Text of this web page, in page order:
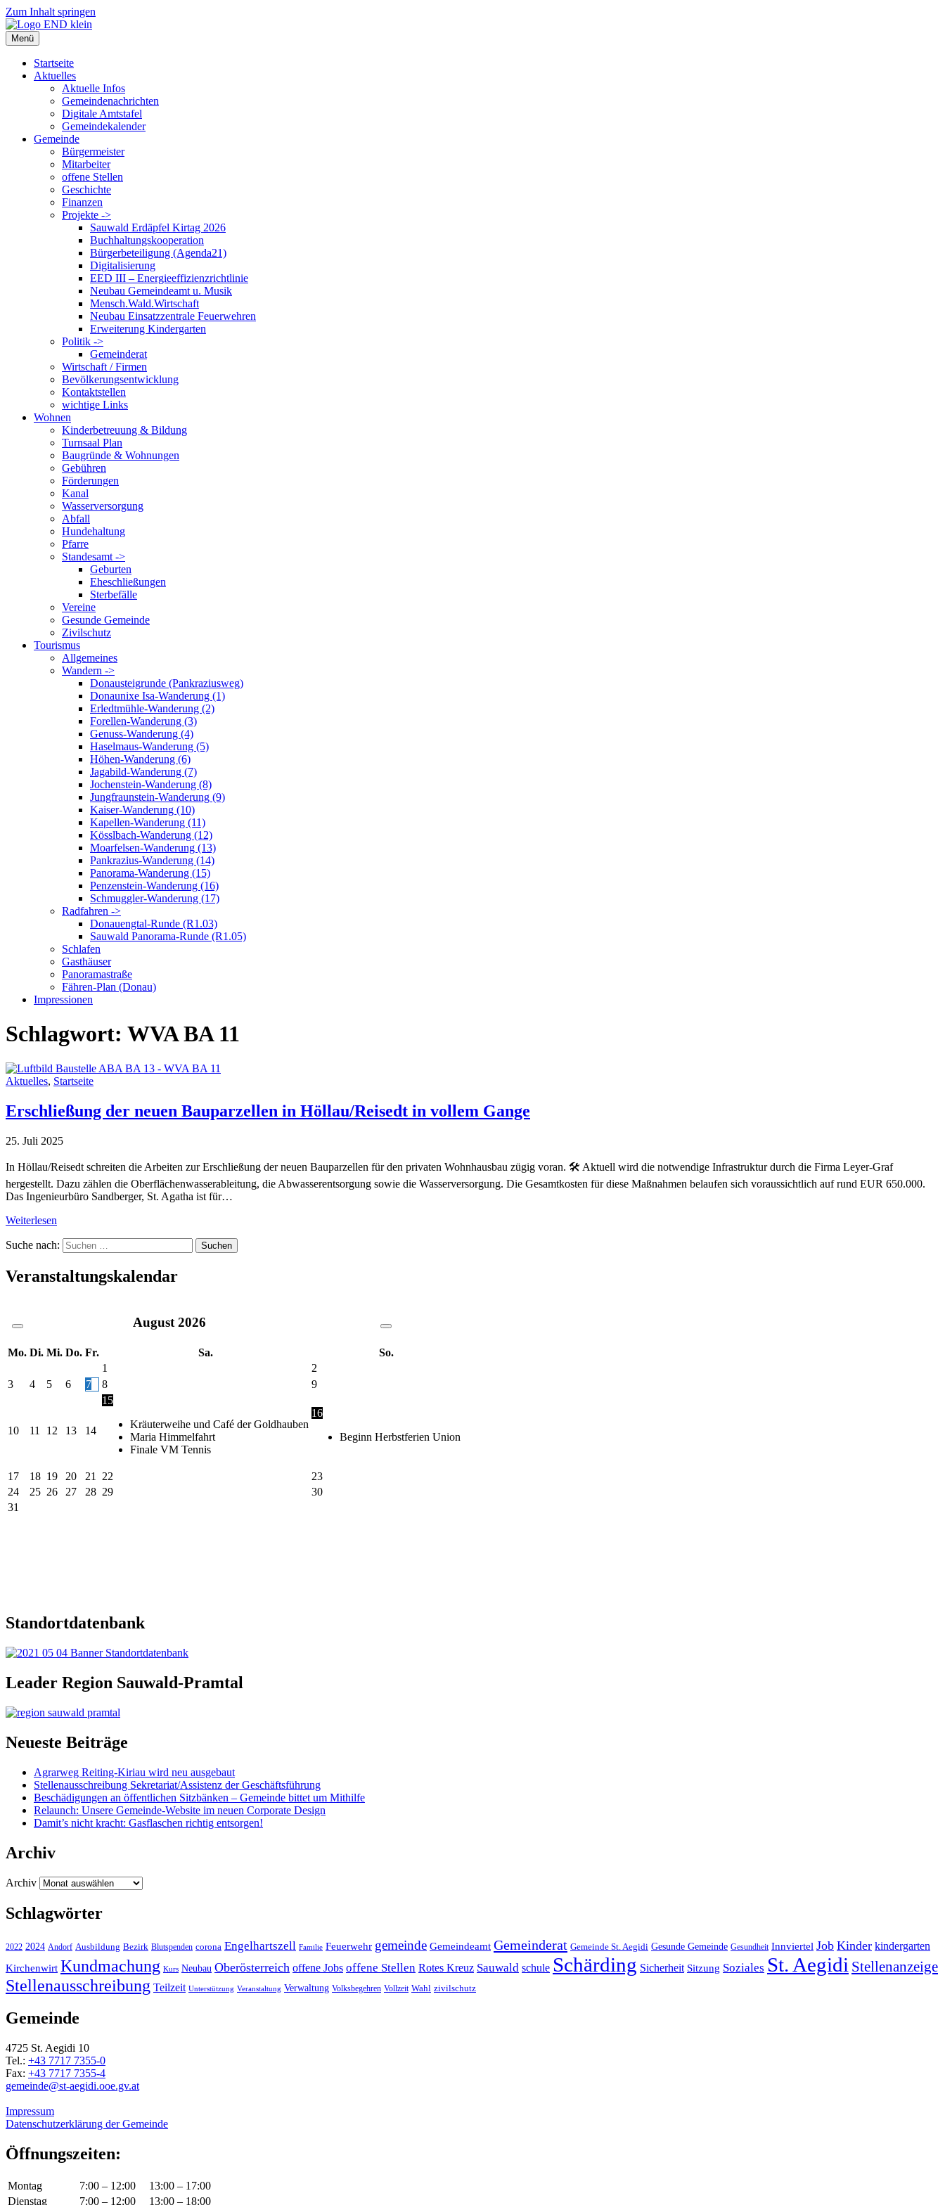
Zum Inhalt springen
Menü
Startseite
Aktuelles
Aktuelle Infos
Gemeindenachrichten
Digitale Amtstafel
Gemeindekalender
Gemeinde
Bürgermeister
Mitarbeiter
offene Stellen
Geschichte
Finanzen
Projekte ->
Sauwald Erdäpfel Kirtag 2026
Buchhaltungskooperation
Bürgerbeteiligung (Agenda21)
Digitalisierung
EED III – Energieeffizienzrichtlinie
Neubau Gemeindeamt u. Musik
Mensch.Wald.Wirtschaft
Neubau Einsatzzentrale Feuerwehren
Erweiterung Kindergarten
Politik ->
Gemeinderat
Wirtschaft / Firmen
Bevölkerungsentwicklung
Kontaktstellen
wichtige Links
Wohnen
Kinderbetreuung & Bildung
Turnsaal Plan
Baugründe & Wohnungen
Gebühren
Förderungen
Kanal
Wasserversorgung
Abfall
Hundehaltung
Pfarre
Standesamt ->
Geburten
Eheschließungen
Sterbefälle
Vereine
Gesunde Gemeinde
Zivilschutz
Tourismus
Allgemeines
Wandern ->
Donausteigrunde (Pankraziusweg)
Donaunixe Isa-Wanderung (1)
Erledtmühle-Wanderung (2)
Forellen-Wanderung (3)
Genuss-Wanderung (4)
Haselmaus-Wanderung (5)
Höhen-Wanderung (6)
Jagabild-Wanderung (7)
Jochenstein-Wanderung (8)
Jungfraunstein-Wanderung (9)
Kaiser-Wanderung (10)
Kapellen-Wanderung (11)
Kösslbach-Wanderung (12)
Moarfelsen-Wanderung (13)
Pankrazius-Wanderung (14)
Panorama-Wanderung (15)
Penzenstein-Wanderung (16)
Schmuggler-Wanderung (17)
Radfahren ->
Donauengtal-Runde (R1.03)
Sauwald Panorama-Runde (R1.05)
Schlafen
Gasthäuser
Panoramastraße
Fähren-Plan (Donau)
Impressionen
Schlagwort: WVA BA 11
Aktuelles, Startseite
Erschließung der neuen Bauparzellen in Höllau/Reisedt in vollem Gange
25. Juli 2025
In Höllau/Reisedt schreiten die Arbeiten zur Erschließung der neuen Bauparzellen für den privaten Wohnhausbau zügig voran. 🛠️ Aktuell wird die notwendige Infrastruktur durch die Firma Leyer-Graf
hergestellt. Dazu zählen die Oberflächenwasserableitung, die Abwasserentsorgung sowie die Wasserversorgung. Die Gesamtkosten für diese Maßnahmen belaufen sich voraussichtlich auf rund EUR 650.000.
Das Ingenieurbüro Sandberger, St. Agatha ist für…
Weiterlesen
Suche nach:
Veranstaltungskalendar
August 2026
Mo. Di. Mi. Do. Fr. Sa.
So.
1
2
3
4 5 6 7 8 9
10 11 12 13 14
15
Kräuterweihe und Café der Goldhauben
Maria Himmelfahrt
Finale VM Tennis
16
Beginn Herbstferien Union
17 18 19 20 21 22
23
24
25 26 27 28 29
30
31
Standortdatenbank
Leader Region Sauwald-Pramtal
Neueste Beiträge
Agrarweg Reiting-Kiriau wird neu ausgebaut
Stellenausschreibung Sekretariat/Assistenz der Geschäftsführung
Beschädigungen an öffentlichen Sitzbänken – Gemeinde bittet um Mithilfe
Relaunch: Unsere Gemeinde-Website im neuen Corporate Design
Damit’s nicht kracht: Gasflaschen richtig entsorgen!
Archiv
Archiv
Schlagwörter
2022 2024 Andorf Ausbildung Bezirk Blutspenden corona Engelhartszell Familie Feuerwehr gemeinde Gemeindeamt Gemeinderat Gemeinde St. Aegidi Gesunde Gemeinde Gesundheit Innviertel Job Kinder kindergarten
Kirchenwirt Kundmachung Kurs Neubau Oberösterreich offene Jobs offene Stellen Rotes Kreuz Sauwald schule Schärding Sicherheit Sitzung Soziales St. Aegidi Stellenanzeige
Stellenausschreibung Teilzeit Unterstützung Veranstaltung Verwaltung Volksbegehren Vollzeit Wahl zivilschutz
Gemeinde
4725 St. Aegidi 10
Tel.: +43 7717 7355-0
Fax: +43 7717 7355-4
gemeinde@st-aegidi.ooe.gv.at
Impressum
Datenschutzerklärung der Gemeinde
Öffnungszeiten:
Montag 7:00 – 12:00
13:00 – 17:00
Dienstag
7:00 – 12:00 13:00 – 18:00